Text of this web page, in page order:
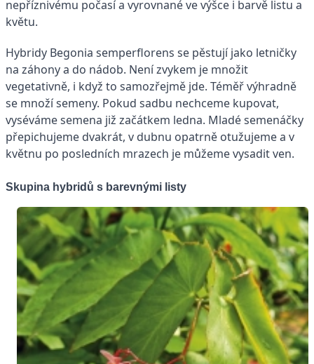
nepříznivému počasí a vyrovnané ve výšce i barvě listu a
květu.
Hybridy Begonia semperflorens se pěstují jako letničky
na záhony a do nádob. Není zvykem je množit
vegetativně, i když to samozřejmě jde. Téměř výhradně
se množí semeny. Pokud sadbu nechceme kupovat,
vyséváme semena již začátkem ledna. Mladé semenáčky
přepichujeme dvakrát, v dubnu opatrně otužujeme a v
květnu po posledních mrazech je můžeme vysadit ven.
Skupina hybridů s barevnými listy